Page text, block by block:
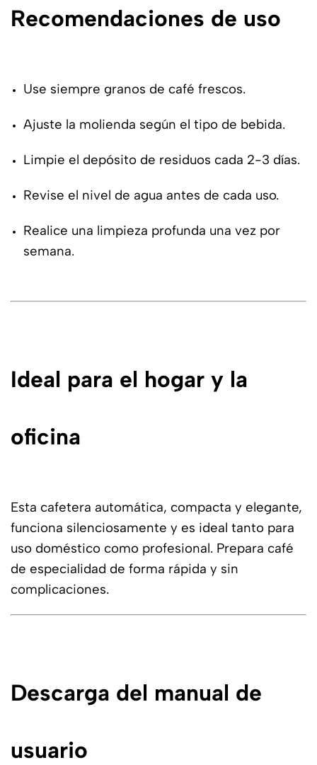
Recomendaciones de uso
Use siempre granos de café frescos.
Ajuste la molienda según el tipo de bebida.
Limpie el depósito de residuos cada 2-3 días.
Revise el nivel de agua antes de cada uso.
Realice una limpieza profunda una vez por
semana.
Ideal para el hogar y la
oficina
Esta cafetera automática, compacta y elegante,
funciona silenciosamente y es ideal tanto para
uso doméstico como profesional. Prepara café
de especialidad de forma rápida y sin
complicaciones.
Descarga del manual de
usuario